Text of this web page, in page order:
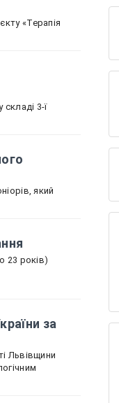
«Терапія
3-ї
який
23 років)
за
Львівщини